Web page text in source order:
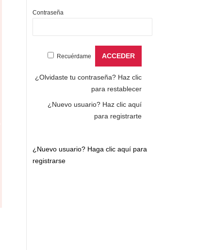
Contraseña
Recuérdame
¿Olvidaste tu contraseña? Haz clic
para restablecer
¿Nuevo usuario? Haz clic aquí
para registrarte
¿Nuevo usuario? Haga clic aquí para
registrarse